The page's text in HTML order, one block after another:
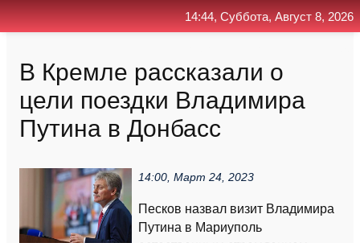
В Кремле рассказали о
цели поездки Владимира
Путина в Донбасс
14:00, Март 24, 2023
Песков назвал визит Владимира
Путина в Мариуполь
14:44, Суббота, Август 8, 2026